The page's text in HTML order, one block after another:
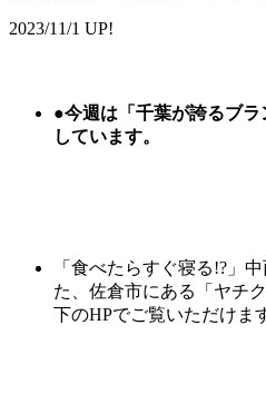
2023/11/1 UP!
●今週は 「千葉が誇るブラ
しています。
「食べたらすぐ寝る!?」
た、佐倉市にある「ヤチ
下のHPでご覧いただけま